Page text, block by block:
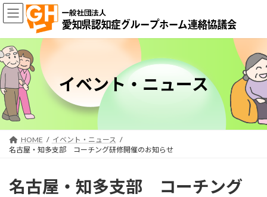
コ
ン
ン
ツ
へ
ス
キ
ッ
プ
ナ
ビ
ー
シ
ョ
ン
に
移
動
イベント・ニュース
HOME
イベント・ニュース
名古屋・知多支部 コーチング研修開催のお知らせ
名古屋・知多支部 コーチング